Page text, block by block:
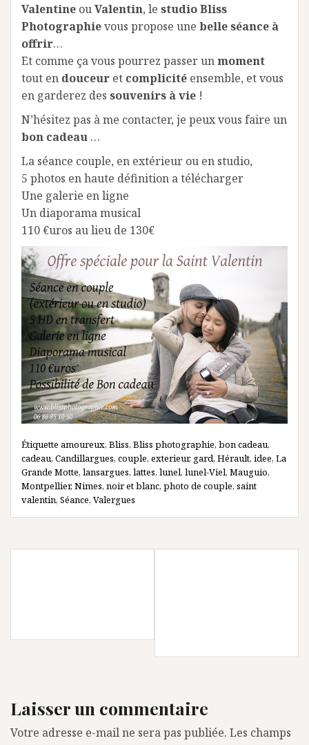
Valentine ouValentin, le studio Bliss
Photographievous propose une belle séance à
offrir…
Et comme ça vous pourrez passer unmoment
tout en douceur et complicité ensemble, et vous
en garderez des souvenirs à vie !
N’hésitez pas à me contacter, je peux vous faire un
bon cadeau …
La séance couple, en extérieur ou en studio,
5 photos en haute définition a télécharger
Une galerie en ligne
Un diaporama musical
110 €uros au lieu de 130€
Étiquette amoureux, Bliss, Bliss photographie, bon cadeau,
cadeau, Candillargues, couple, exterieur, gard, Hérault, idee, La
Grande Motte, lansargues, lattes, lunel, lunel-Viel, Mauguio,
Montpellier,Nimes, noir et blanc, photo de couple, saint
valentin, Séance, Valergues
Navigation
Laisser un commentaire
Votre adresse e-mail ne sera pas publiée. Les champs